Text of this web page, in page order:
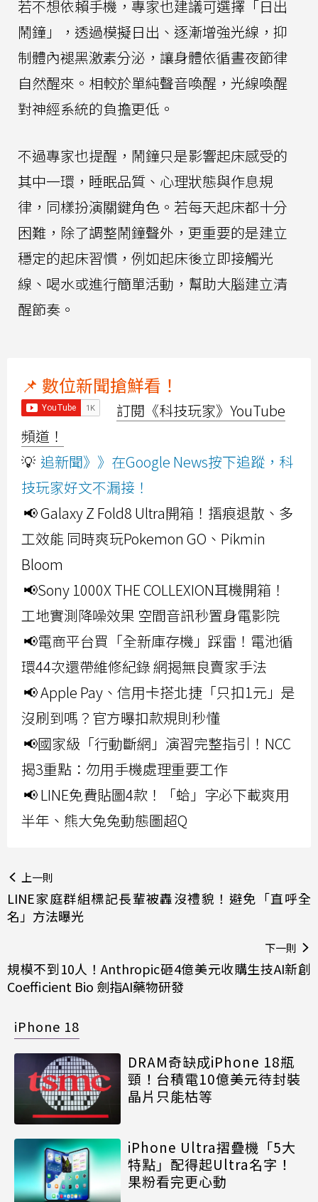
若不想依賴手機，專家也建議可選擇「日出
鬧鐘」，透過模擬日出、逐漸增強光線，抑
制體內褪黑激素分泌，讓身體依循晝夜節律
自然醒來。相較於單純聲音喚醒，光線喚醒
對神經系統的負擔更低。
不過專家也提醒，鬧鐘只是影響起床感受的
其中一環，睡眠品質、心理狀態與作息規
律，同樣扮演關鍵角色。若每天起床都十分
困難，除了調整鬧鐘聲外，更重要的是建立
穩定的起床習慣，例如起床後立即接觸光
線、喝水或進行簡單活動，幫助大腦建立清
醒節奏。
📌 數位新聞搶鮮看！
訂閱《科技玩家》YouTube
頻道！
💡 追新聞》》在Google News按下追蹤，科
技玩家好文不漏接！
📢 Galaxy Z Fold8 Ultra開箱！摺痕退散、多
工效能 同時爽玩Pokemon GO、Pikmin
Bloom
📢Sony 1000X THE COLLEXION耳機開箱！
工地實測降噪效果 空間音訊秒置身電影院
📢電商平台買「全新庫存機」踩雷！電池循
環44次還帶維修紀錄 網揭無良賣家手法
📢 Apple Pay、信用卡搭北捷「只扣1元」是
沒刷到嗎？官方曝扣款規則秒懂
📢國家級「行動斷網」演習完整指引！NCC
揭3重點：勿用手機處理重要工作
📢 LINE免費貼圖4款！「蛤」字必下載爽用
半年、熊大兔兔動態圖超Q
上一則
LINE家庭群組標記長輩被轟沒禮貌！避免「直呼全
名」方法曝光
下一則
規模不到10人！Anthropic砸4億美元收購生技AI新創
Coefficient Bio 劍指AI藥物研發
iPhone 18
DRAM奇缺成iPhone 18瓶
頸！台積電10億美元待封裝
晶片只能枯等
iPhone Ultra摺疊機「5大
特點」配得起Ultra名字！
果粉看完更心動